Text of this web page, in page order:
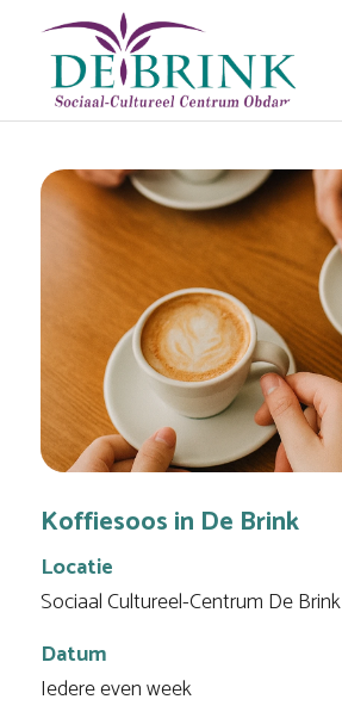
Koffiesoos in De Brink
Locatie
Sociaal Cultureel-Centrum De Brink
Datum
Iedere even week